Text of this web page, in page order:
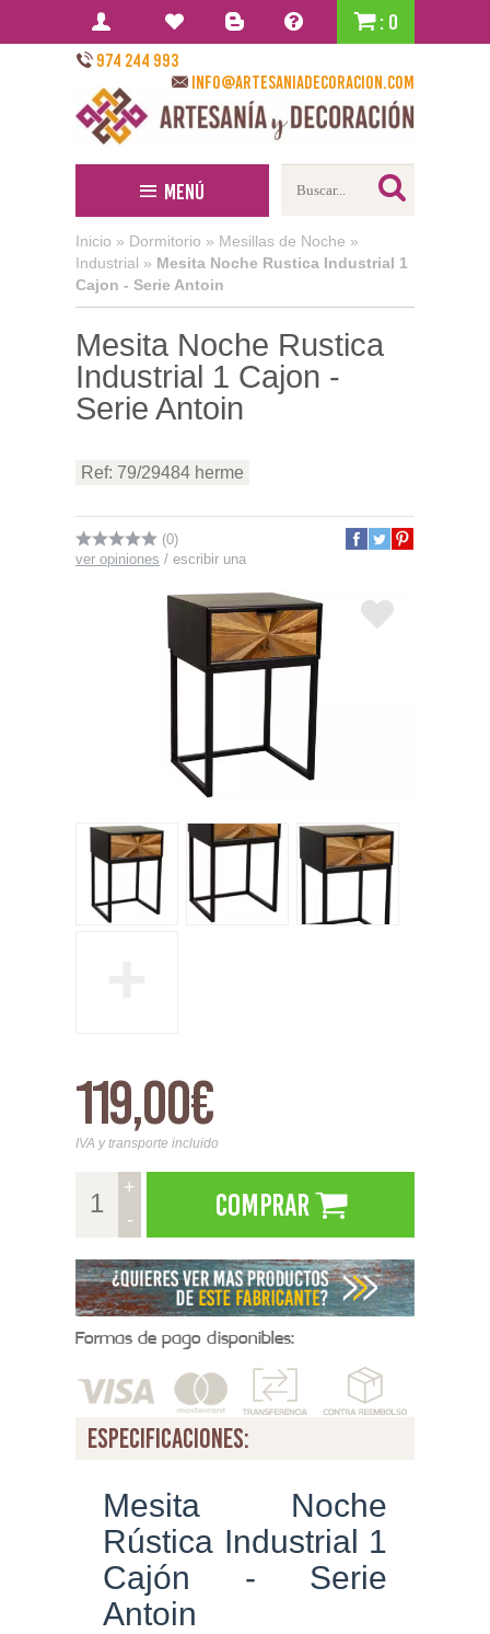
: 0
974 244 993
info@artesaniadecoracion.com
Menú
Inicio » Dormitorio » Mesillas de Noche »
Industrial » Mesita Noche Rustica Industrial 1
Cajon - Serie Antoin
Mesita Noche Rustica
Industrial 1 Cajon -
Serie Antoin
Ref: 79/29484 herme
(0)
ver opiniones / escribir una
119,00€
IVA y transporte incluido
+
-
Comprar
Formas de pago disponibles:
especificaciones:
Mesita Noche
Rústica Industrial 1
Cajón - Serie
Antoin